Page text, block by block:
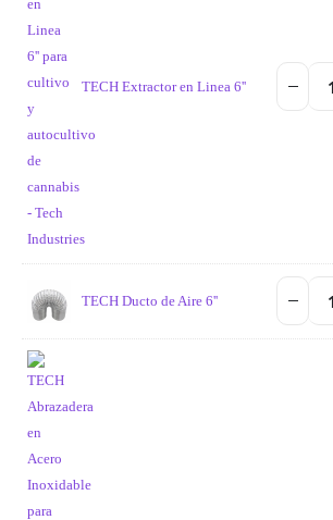
TECH Extractor en Linea 6''
TECH Ducto de Aire 6''